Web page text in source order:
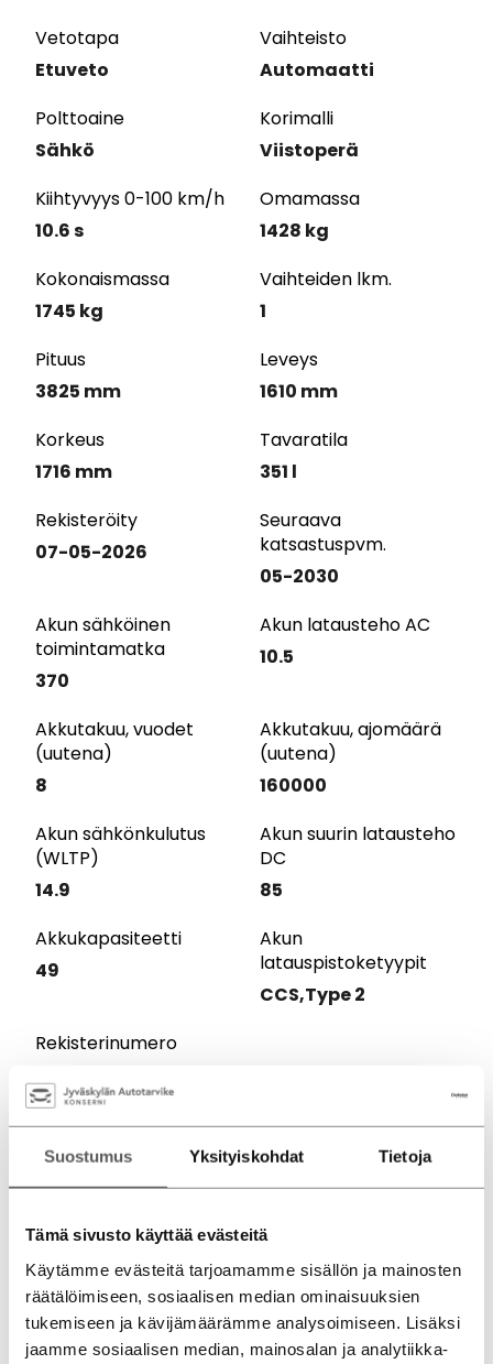
Suostumus Yksityiskohdat Tietoja
Tämä sivusto käyttää evästeitä
Käytämme evästeitä tarjoamamme sisällön ja mainosten
räätälöimiseen, sosiaalisen median ominaisuuksien
tukemiseen ja kävijämäärämme analysoimiseen. Lisäksi
jaamme sosiaalisen median, mainosalan ja analytiikka-
Vetotapa
Etuveto
Vaihteisto
Automaatti
Polttoaine
Sähkö
Korimalli
Viistoperä
Kiihtyvyys 0-100 km/h
10.6 s
Omamassa
1428 kg
Kokonaismassa
1745 kg
Vaihteiden lkm.
1
Pituus
3825 mm
Leveys
1610 mm
Korkeus
1716 mm
Tavaratila
351 l
Rekisteröity
07-05-2026
Seuraava
katsastuspvm.
05-2030
Akun sähköinen
toimintamatka
370
Akun latausteho AC
10.5
Akkutakuu, vuodet
(uutena)
8
Akkutakuu, ajomäärä
(uutena)
160000
Akun sähkönkulutus
(WLTP)
14.9
Akun suurin latausteho
DC
85
Akkukapasiteetti
49
Akun
latauspistoketyypit
CCS,Type 2
Rekisterinumero
Lisätiedot ja -varusteet
Kampanjatiedot